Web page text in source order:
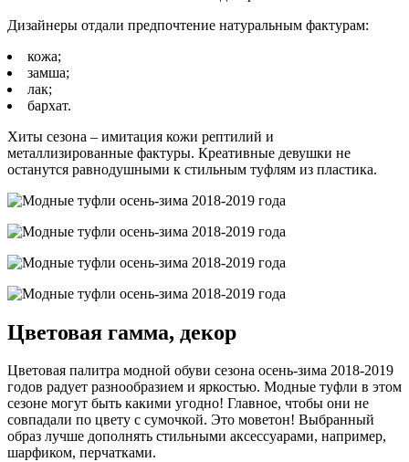
Дизайнеры отдали предпочтение натуральным фактурам:
кожа;
замша;
лак;
бархат.
Хиты сезона – имитация кожи рептилий и
металлизированные фактуры. Креативные девушки не
останутся равнодушными к стильным туфлям из пластика.
Цветовая гамма, декор
Цветовая палитра модной обуви сезона осень-зима 2018-2019
годов радует разнообразием и яркостью. Модные туфли в этом
сезоне могут быть какими угодно! Главное, чтобы они не
совпадали по цвету с сумочкой. Это моветон! Выбранный
образ лучше дополнять стильными аксессуарами, например,
шарфиком, перчатками.